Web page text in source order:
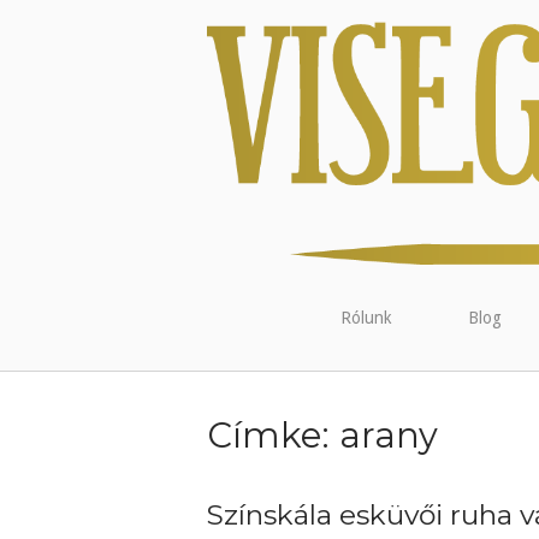
Rólunk Blog
Címke: arany
Színskála esküvői ruha